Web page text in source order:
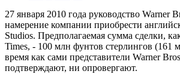
27 января 2010 года руководство Warner
намерение компании приобрести
Studios. Предполагаемая сумма сделки,
Times, - 100 млн фунтов стерлингов (161
время как сами представители Warner
подтверждают, ни опровергают.